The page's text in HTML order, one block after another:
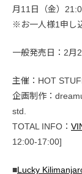
月11日（金）
※お一人様1申し
一般発売日：2月
主催：HOT
企画制作：
std.
TOTAL INFO：
12:00-17:00]
■Lucky